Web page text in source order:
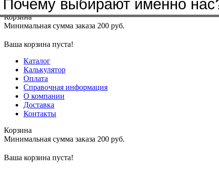
Меню+7(4912)50-37-50sbit@krep62.ru
Корзина
Минимальная сумма заказа 200 руб.
Ваша корзина пуста!
Каталог
Калькулятор
Оплата
Справочная информация
О компании
Доставка
Контакты
Корзина
Минимальная сумма заказа 200 руб.
Ваша корзина пуста!
Почему выбирают именно